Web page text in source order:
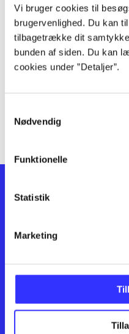
Vi bruger cookies til
brugervenlighed. Du kan
tilbagetrække dit
bunden af siden. Du kan
cookies under ”Detaljer”.
Nødvendig
Funktionelle
Statistik
Marketing
lorem ipsum dolor sit amet
lorem ipsum dolor sit
lorem ipsum dolor sit
lorem ipsum dolor sit
lorem ipsum dolor sit amet
lorem ipsum dolor sit amet
Kontakt os